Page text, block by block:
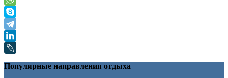
Популярные направления отдыха